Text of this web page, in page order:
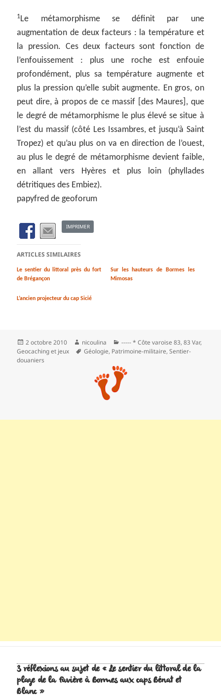
1Le métamorphisme se définit par une
augmentation de deux facteurs : la température et
la pression. Ces deux facteurs sont fonction de
l’enfouissement : plus une roche est enfouie
profondément, plus sa température augmente et
plus la pression qu’elle subit augmente. En gros, on
peut dire, à propos de ce massif [des Maures], que
le degré de métamorphisme le plus élevé se situe à
l’est du massif (côté Les Issambres, et jusqu’à Saint
Tropez) et qu’au plus on va en direction de l’ouest,
au plus le degré de métamorphisme devient faible,
en allant vers Hyères et plus loin (phyllades
détritiques des Embiez).
papyfred de geoforum
IMPRIMER
ARTICLES SIMILAIRES
Le sentier du littoral près du fort
de Brégançon
Sur les hauteurs de Bormes les
Mimosas
L’ancien projecteur du cap Sicié
Publié
le
2 octobre 2010 Auteur
nicoulina Catégories
----- * Côte varoise 83,83 Var,
Geocaching et jeux
Mots-
clés
Géologie, Patrimoine-militaire,Sentier-
douaniers
3 réflexions au sujet de « Le sentier du littoral de la
plage de la Favière à Bormes aux caps Bénat et
Blanc »